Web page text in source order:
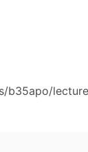
b35apo/